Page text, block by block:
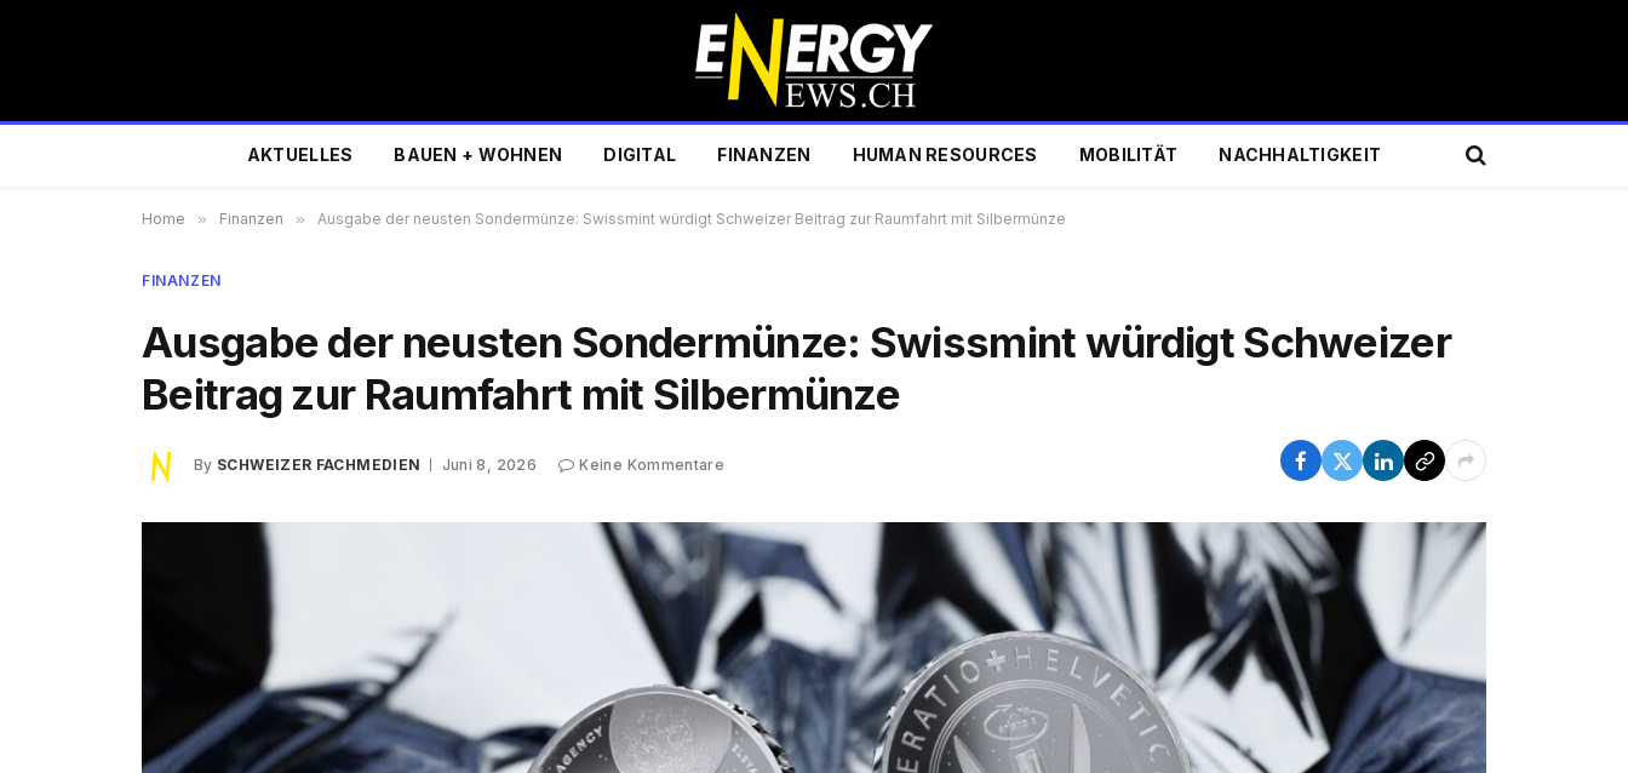
AKTUELLES BAUEN + WOHNEN DIGITAL FINANZEN HUMAN RESOURCES MOBILITÄT NACHHALTIGKEIT
Home » Finanzen » Ausgabe der neusten Sondermünze: Swissmint würdigt Schweizer Beitrag zur Raumfahrt mit Silbermünze
FINANZEN
Ausgabe der neusten Sondermünze: Swissmint würdigt Schweizer
Beitrag zur Raumfahrt mit Silbermünze
By SCHWEIZER FACHMEDIEN Juni 8, 2026 Keine Kommentare